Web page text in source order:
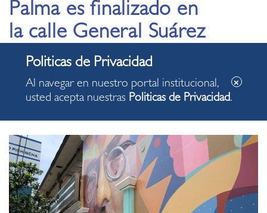
Palma es finalizado en
la calle General Suárez
junto a su «ranchito»
de Miraflores
Al navegar en nuestro portal institucional,
usted acepta nuestras Politicas de Privacidad.